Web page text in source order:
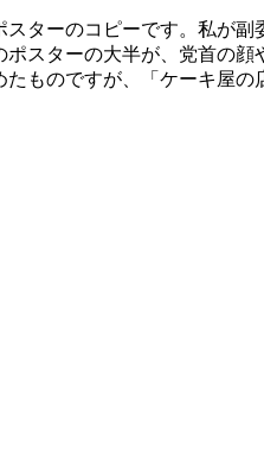
スターのコピーです。私が
スターの大半が、党首の
ものですが、「ケーキ屋